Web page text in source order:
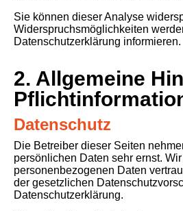
Sie können dieser Analyse
Widerspruchsmöglichkeiten
Datenschutzerklärung informieren.
2. Allgemeine
Datenschutz
Die Betreiber dieser Seiten
persönlichen Daten sehr ernst.
personenbezogenen Daten
der gesetzlichen
Datenschutzerklärung.